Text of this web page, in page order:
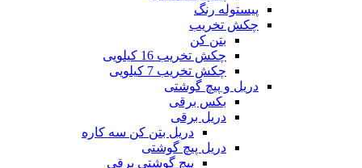
پیستوله رنگ
چکش تخریب
بتن کن
چکش تخریب 16 کیلویی
چکش تخریب 7 کیلویی
دریل و پیچ گوشتی
بکس برقی
دریل برقی
دریل بتن کن سه کاره
دریل پیچ گوشتی
پیچ گوشتی برقی